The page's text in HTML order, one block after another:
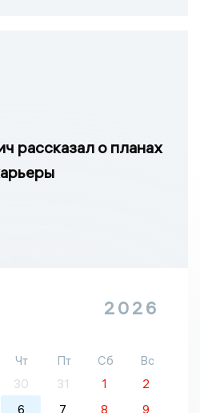
рассказал о планах
2026
Чт Пт Сб
Вс
30 31 1
2
6 7 8
9